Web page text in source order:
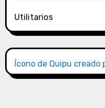
Utilitarios
Ícono de Quipu creado